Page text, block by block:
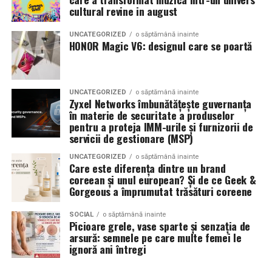
importantă a momentelor speciale din Maramureș,
combinând experiența organizatorică cu capacitatea de
a transforma fiecare eveniment într-o amintire
deosebită pentru participanți.
accentua liniile caroseriei si poate oferi un look
echilibrat, in timp ce o alegere gresita poate strica
proportiile, chiar daca restul masinii este bine realizat.
Anvelopele ca element vizual la show-uri auto
La evenimentele auto din Cluj, anvelopele nu sunt doar
componente functionale, ci si elemente vizuale. Publicul
si fotografii surprind adesea detalii precum modul in
care roata umple aripa, distanta fata de caroserie si
aspectul general al ansamblului roata-janta.
Anvelopele curate, cu dimensiuni corecte si uzura
uniforma, contribuie la imaginea profesionala a unei
masini de show. In multe cazuri, acestea completeaza
jantele si intaresc conceptul ales de proprietar, fie ca
vorbim despre un stil elegant, sportiv sau minimalist.
cultural revine in august
UNCATEGORIZED o săptămână inainte
HONOR Magic V6: designul care se poartă
UNCATEGORIZED o săptămână inainte
Zyxel Networks îmbunătățește guvernanța
în materie de securitate a produselor
pentru a proteja IMM-urile și furnizorii de
servicii de gestionare (MSP)
UNCATEGORIZED o săptămână inainte
Care este diferența dintre un brand
coreean și unul european? Și de ce Geek &
Gorgeous a împrumutat trăsături coreene
SOCIAL o săptămână inainte
Picioare grele, vase sparte și senzația de
arsură: semnele pe care multe femei le
ignoră ani întregi